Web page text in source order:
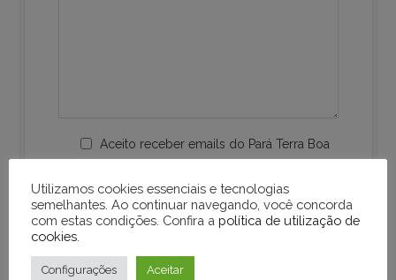
Aceito receber emails do Pará Terra Boa
Utilizamos cookies essenciais e tecnologias
semelhantes. Ao continuar navegando, você concorda
com estas condições. Confira a política de utilização de
cookies
Configurações Aceitar